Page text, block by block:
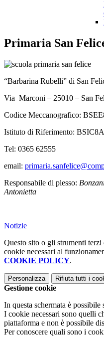
Primaria San
“Barbarina Rubelli” di San
Via Marconi – 25010 – San
Codice Meccanografico:
Istituto di Riferimento:
Tel: 0365 62555
email:
Responsabile di plesso:
Antonietta
Notizie
Questo sito o gli strumenti
cookie necessari al
COOKIE POLICY.
Personalizza Rifiuta tutti i
Gestione cookie
In questa schermata è
I cookie necessari sono quelli
piattaforma e non è possibile
Per conoscere quali sono i